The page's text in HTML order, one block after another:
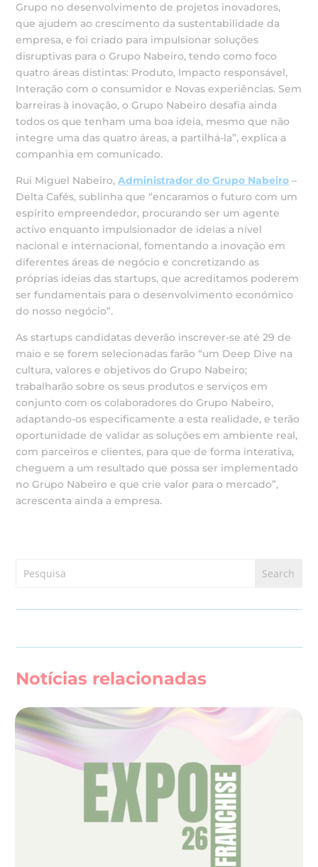
Grupo no desenvolvimento de projetos inovadores,
que ajudem ao crescimento da sustentabilidade da
empresa, e foi criado para impulsionar soluções
disruptivas para o Grupo Nabeiro, tendo como foco
quatro áreas distintas: Produto, Impacto responsável,
Interação com o consumidor e Novas experiências. Sem
barreiras à inovação, o Grupo Nabeiro desafia ainda
todos os que tenham uma boa ideia, mesmo que não
integre uma das quatro áreas, a partilhá-la”, explica a
companhia em comunicado.
Rui Miguel Nabeiro,Administrador do Grupo Nabeiro –
Delta Cafés, sublinha que “encaramos o futuro com um
espírito empreendedor, procurando ser um agente
activo enquanto impulsionador de ideias a nível
nacional e internacional, fomentando a inovação em
diferentes áreas de negócio e concretizando as
próprias ideias das startups, que acreditamos poderem
ser fundamentais para o desenvolvimento económico
do nosso negócio”.
As startups candidatas deverão inscrever-se até 29 de
maio e se forem selecionadas farão “um Deep Dive na
cultura, valores e objetivos do Grupo Nabeiro;
trabalharão sobre os seus produtos e serviços em
conjunto com os colaboradores do Grupo Nabeiro,
adaptando-os especificamente a esta realidade, e terão
oportunidade de validar as soluções em ambiente real,
com parceiros e clientes, para que de forma interativa,
cheguem a um resultado que possa ser implementado
no Grupo Nabeiro e que crie valor para o mercado”,
acrescenta ainda a empresa.
Notícias relacionadas